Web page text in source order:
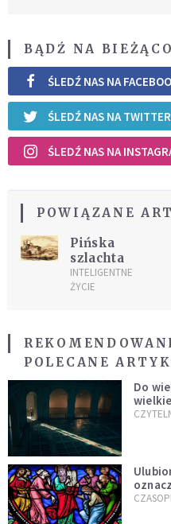
BĄDŹ NA BIEŻĄCO
ŚLEDŹ NAS NA
ŚLEDŹ NAS NA
ŚLEDŹ NAS NA
POWIĄZANE
Pińska
szlachta
INTELIGENTNE
ŻYCIE
POLECANE
Do